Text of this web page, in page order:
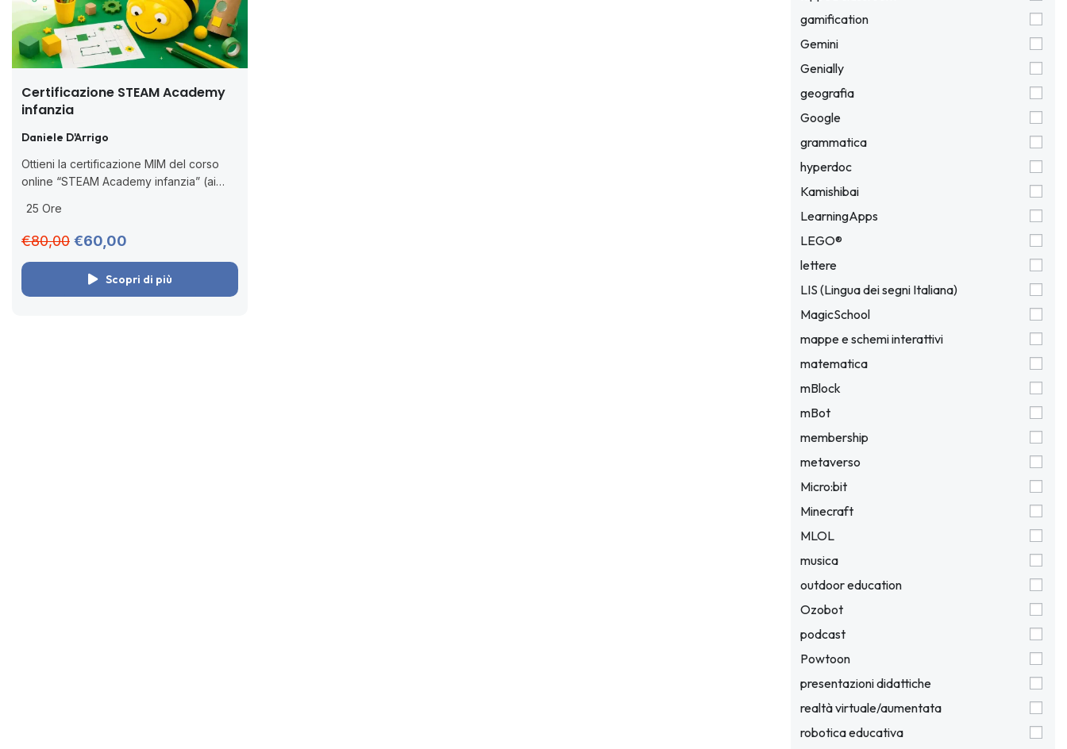
Certificazione STEAM Academy
infanzia
Daniele D'Arrigo
Ottieni la certificazione MIM del corso
online “STEAM Academy infanzia” (ai
introdurre tinkering, coding e making
nella scuola dell’infanzia. 🧑🏻‍💻 Corso
online asincrono...
25 Ore
€80,00 €60,00
Scopri di più
gamification
Gemini
Genially
geografia
Google
grammatica
hyperdoc
Kamishibai
LearningApps
LEGO®
lettere
LIS (Lingua dei segni Italiana)
MagicSchool
mappe e schemi interattivi
matematica
mBlock
mBot
membership
metaverso
Micro:bit
Minecraft
MLOL
musica
outdoor education
Ozobot
podcast
Powtoon
presentazioni didattiche
realtà virtuale/aumentata
robotica educativa